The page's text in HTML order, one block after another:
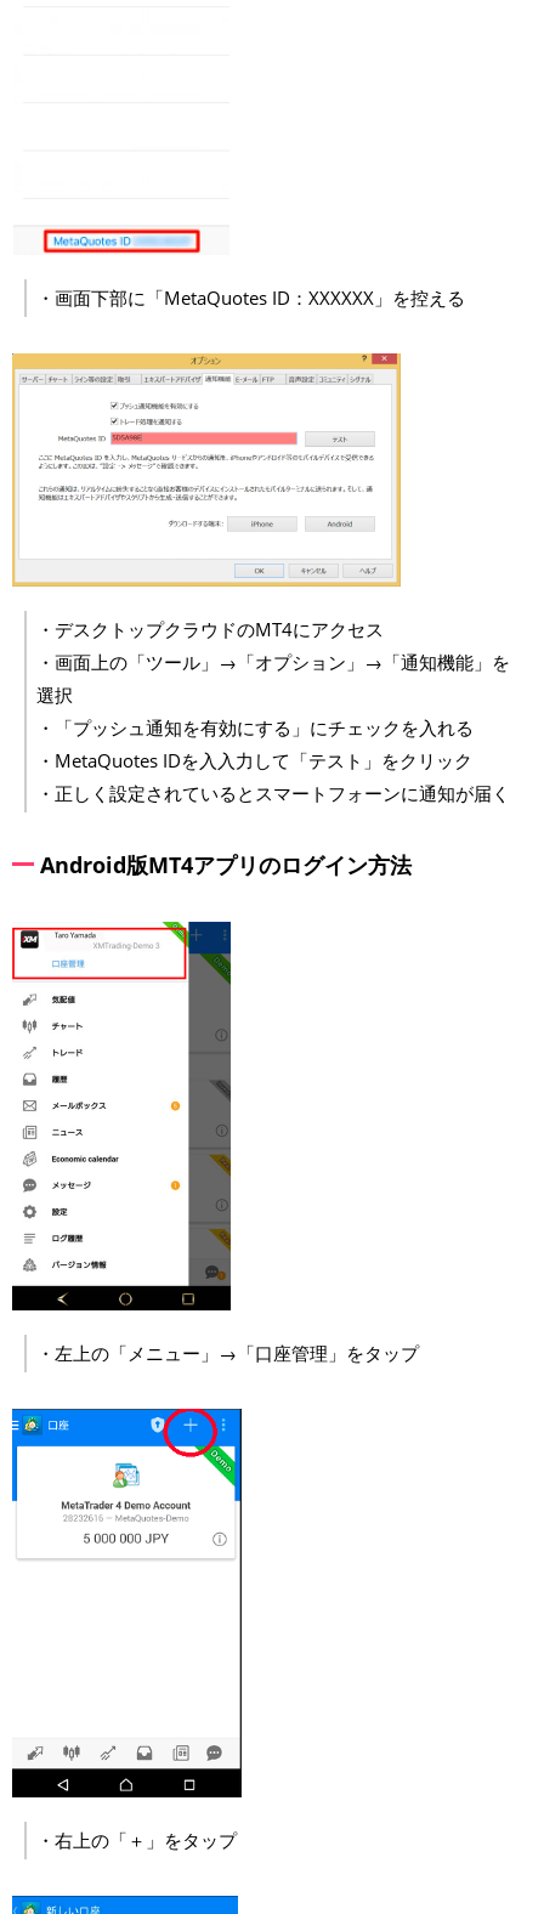
・画面下部に「MetaQuotes ID：XXXXXX」を控える
・デスクトップクラウドのMT4にアクセス
・画面上の「ツール」→「オプション」→「通知機能」を
選択
・「プッシュ通知を有効にする」にチェックを入れる
・MetaQuotes IDを入入力して「テスト」をクリック
・正しく設定されているとスマートフォーンに通知が届く
Android版MT4アプリのログイン方法
・左上の「メニュー」→「口座管理」をタップ
・右上の「＋」をタップ